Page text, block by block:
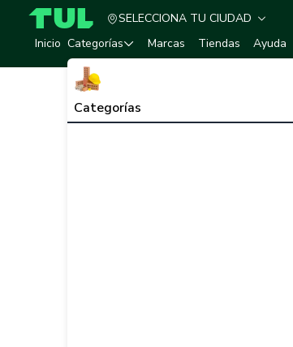
TUL - Tu Marketplace de Construcción
SELECCIONA TU CIUDAD
Inicio Categorías
Categorías
Marcas Tiendas Ayuda
Herramientas,